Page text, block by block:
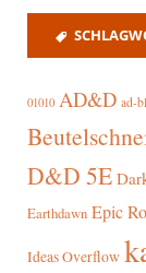
01010 AD&D ad-
D&D 5E
Earthdawn Epic
Ideas Overflow